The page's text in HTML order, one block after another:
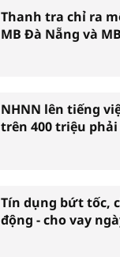
Thanh tra chỉ ra
MB Đà Nẵng và
NHNN lên tiếng
trên 400 triệu
Tín dụng bứt tốc,
động - cho vay